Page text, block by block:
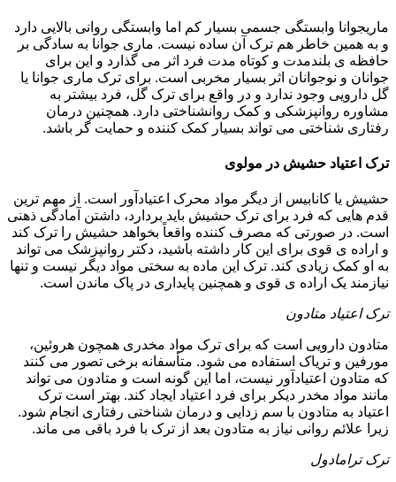
ماریجوانا وابستگی جسمی بسیار کم اما وابستگی روانی بالایی دارد
و به همین خاطر هم ترک آن ساده نیست. ماری جوانا به سادگی بر
حافظه ی بلندمدت و کوتاه مدت فرد اثر می گذارد و این برای
جوانان و نوجوانان اثر بسیار مخربی است. برای ترک ماری جوانا یا
گل دارویی وجود ندارد و در واقع برای ترک گل، فرد بیشتر به
مشاوره روانپزشکی و کمک روانشناختی دارد. همچنین درمان
رفتاری شناختی می تواند بسیار کمک کننده و حمایت گر باشد.
ترک اعتیاد حشیش در مولوی
حشیش یا کانابیس از دیگر مواد محرک اعتیادآور است. از مهم ترین
قدم هایی که فرد برای ترک حشیش باید بردارد، داشتن آمادگی ذهنی
است. در صورتی که مصرف کننده واقعاً بخواهد حشیش را ترک کند
و اراده ی قوی برای این کار داشته باشید، دکتر روانپزشک می تواند
به او کمک زیادی کند. ترک این ماده به سختی مواد دیگر نیست و تنها
نیازمند یک اراده ی قوی و همچنین پایداری در پاک ماندن است.
ترک اعتیاد متادون
متادون دارویی است که برای ترک مواد مخدری همچون هروئین،
مورفین و تریاک استفاده می شود. متأسفانه برخی تصور می کنند
که متادون اعتیادآور نیست، اما این گونه است و متادون می تواند
مانند مواد مخدر دیکر برای فرد اعتیاد ایجاد کند. بهتر است ترک
اعتیاد به متادون با سم زدایی و درمان شناختی رفتاری انجام شود.
زیرا علائم روانی نیاز به متادون بعد از ترک با فرد باقی می ماند.
ترک ترامادول